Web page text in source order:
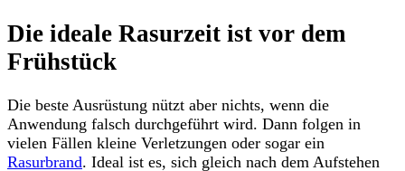
Die ideale Rasurzeit ist vor dem
Frühstück
Die beste Ausrüstung nützt aber nichts, wenn die
Anwendung falsch durchgeführt wird. Dann folgen in
vielen Fällen kleine Verletzungen oder sogar ein
Rasurbrand. Ideal ist es, sich gleich nach dem Aufstehen